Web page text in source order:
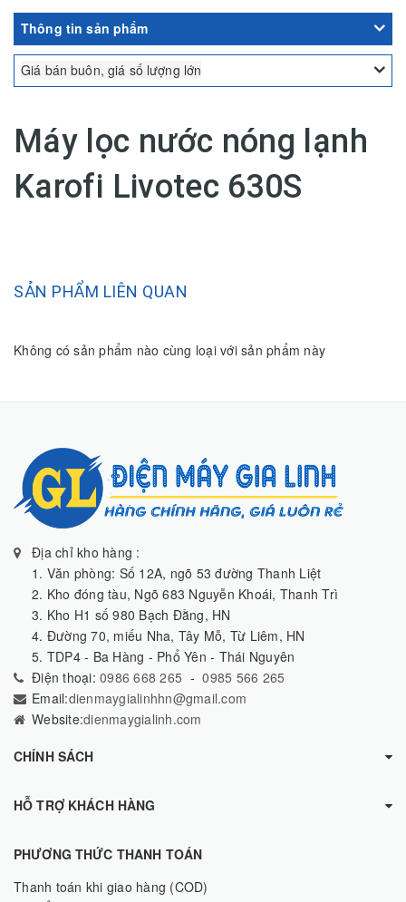
Thông tin sản phẩm
Giá bán buôn, giá số lượng lớn
Máy lọc nước nóng lạnh
Karofi Livotec 630S
SẢN PHẨM LIÊN QUAN
Không có sản phẩm nào cùng loại với sản phẩm này
Địa chỉ kho hàng :
1. Văn phòng: Số 12A, ngõ 53 đường Thanh Liệt
2. Kho đóng tàu, Ngõ 683 Nguyễn Khoái, Thanh Trì
3. Kho H1 số 980 Bạch Đằng, HN
4. Đường 70, miếu Nha, Tây Mỗ, Từ Liêm, HN
5. TDP4 - Ba Hàng - Phổ Yên - Thái Nguyên
Điện thoại: 0986 668 265 -0985 566 265
Email:dienmaygialinhhn@gmail.com
Website:dienmaygialinh.com
CHÍNH SÁCH
HỖ TRỢ KHÁCH HÀNG
PHƯƠNG THỨC THANH TOÁN
Thanh toán khi giao hàng (COD)